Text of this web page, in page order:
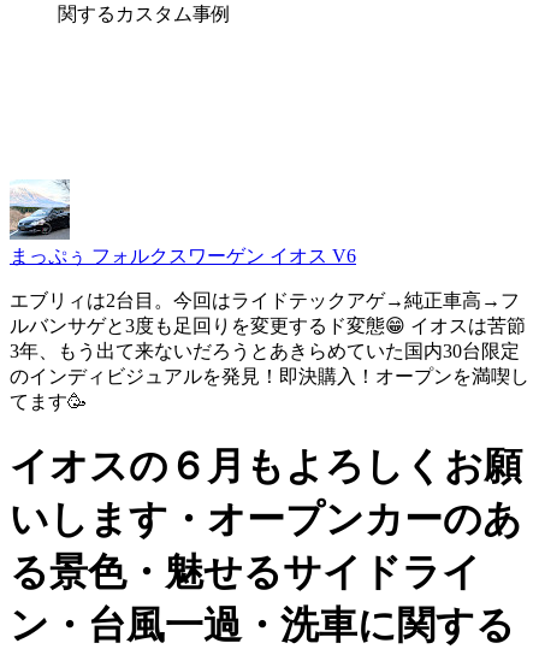
関するカスタム事例
まっぷぅ フォルクスワーゲン イオス V6
エブリィは2台目。今回はライドテックアゲ→純正車高→フ
ルバンサゲと3度も足回りを変更するド変態😁 イオスは苦節
3年、もう出て来ないだろうとあきらめていた国内30台限定
のインディビジュアルを発見！即決購入！オープンを満喫し
てます🥳
イオスの６月もよろしくお願
いします・オープンカーのあ
る景色・魅せるサイドライ
ン・台風一過・洗車に関する